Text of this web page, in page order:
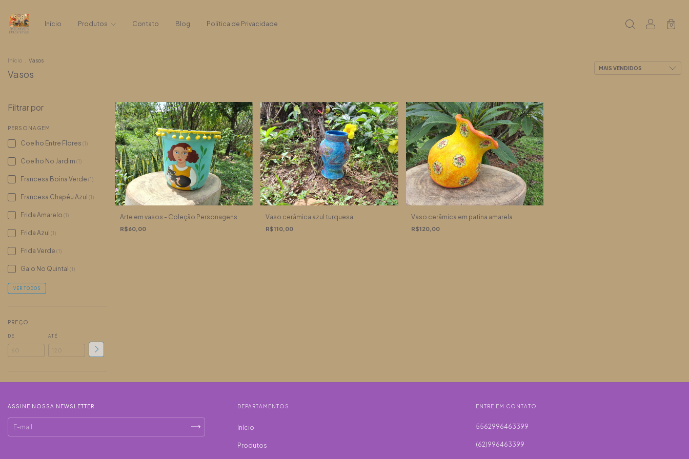
Início Produtos Contato Blog Política de Privacidade 0
Início Vasos
Vasos
Filtrar por
PERSONAGEM
Coelho Entre Flores (1)
Coelho No Jardim (1)
Francesa Boina Verde (1)
Francesa Chapéu Azul (1)
Frida Amarelo (1)
Frida Azul (1)
Frida Verde (1)
Galo No Quintal (1)
VER TODOS
PREÇO
DE ATÉ
Arte em vasos - Coleção Personagens
R$60,00
Vaso cerâmica azul turquesa
R$110,00
Vaso cerâmica em patina amarela
R$120,00
ASSINE NOSSA NEWSLETTER DEPARTAMENTOS
Início
Produtos
ENTRE EM CONTATO
5562996463399
(62)996463399